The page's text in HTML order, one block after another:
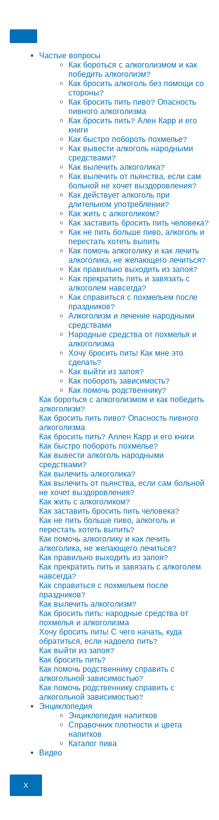
Частые вопросы
Как бороться с алкоголизмом и как
победить алкоголизм?
Как бросить алкоголь без помощи со
стороны?
Как бросить пить пиво? Опасность
пивного алкоголизма
Как бросить пить? Ален Карр и его
книги
Как быстро побороть похмелье?
Как вывести алкоголь народными
средствами?
Как вылечить алкоголика?
Как вылечить от пьянства, если сам
больной не хочет выздоровления?
Как действует алкоголь при
длительном употреблении?
Как жить с алкоголиком?
Как заставить бросить пить человека?
Как не пить больше пиво, алкоголь и
перестать хотеть выпить
Как помочь алкоголику и как лечить
алкоголика, не желающего лечиться?
Как правильно выходить из запоя?
Как прекратить пить и завязать с
алкоголем навсегда?
Как справиться с похмельем после
праздников?
Алкоголизм и лечение народными
средствами
Народные средства от похмелья и
алкоголизма
Хочу бросить пить! Как мне это
сделать?
Как выйти из запоя?
Как побороть зависимость?
Как помочь родственнику?
Как бороться с алкоголизмом и как победить
алкоголизм?
Как бросить пить пиво? Опасность пивного
алкоголизма
Как бросить пить? Аллен Карр и его книги
Как быстро побороть похмелье?
Как вывести алкоголь народными
средствами?
Как вылечить алкоголика?
Как вылечить от пьянства, если сам больной
не хочет выздоровления?
Как жить с алкоголиком?
Как заставить бросить пить человека?
Как не пить больше пиво, алкоголь и
перестать хотеть выпить?
Как помочь алкоголику и как лечить
алкоголика, не желающего лечиться?
Как правильно выходить из запоя?
Как прекратить пить и завязать с алкоголем
навсегда?
Как справиться с похмельем после
праздников?
Как вылечить алкоголизм?
Как бросить пить: народные средства от
похмелья и алкоголизма
Хочу бросить пить! С чего начать, куда
обратиться, если надоело пить?
Как выйти из запоя?
Как бросить пить?
Как помочь родственнику справить с
алкогольной зависимостью?
Как помочь родственнику справить с
алкогольной зависимостью?
Энциклопедия
Энциклопедия напитков
Справочник плотности и цвета
напитков
Каталог пива
Видео
X